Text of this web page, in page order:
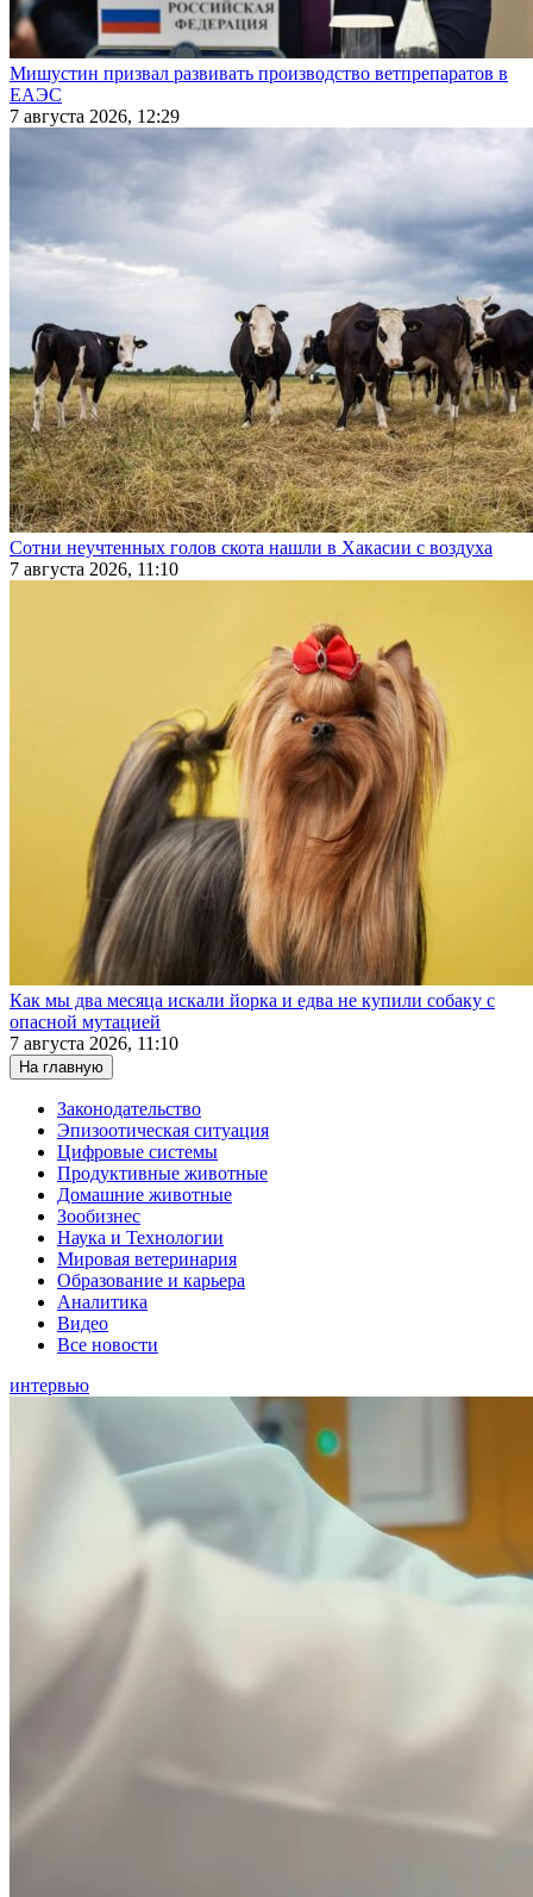
Мишустин призвал развивать производство ветпрепаратов в
ЕАЭС
7 августа 2026, 12:29
Сотни неучтенных голов скота нашли в Хакасии с воздуха
7 августа 2026, 11:10
Как мы два месяца искали йорка и едва не купили собаку с
опасной мутацией
7 августа 2026, 11:10
На главную
Законодательство
Эпизоотическая ситуация
Цифровые системы
Продуктивные животные
Домашние животные
Зообизнес
Наука и Технологии
Мировая ветеринария
Образование и карьера
Аналитика
Видео
Все новости
интервью